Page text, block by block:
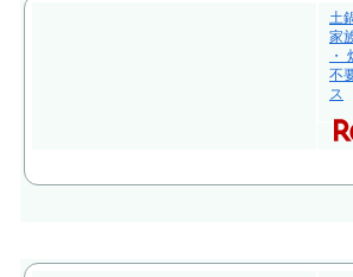
土
家
・
不
ス